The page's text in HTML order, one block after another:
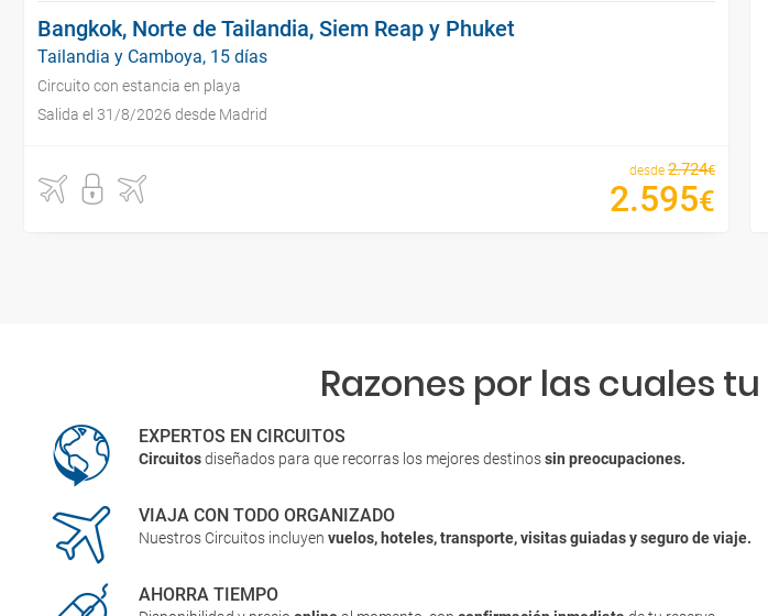
Bangkok, Norte de Tailandia, Siem Reap y Phuket
Tailandia y Camboya, 15 días
Circuito con estancia en playa
Salida el 31/8/2026 desde Madrid
desde 2.724€
2.595€
Razones por las cuales tu
EXPERTOS EN CIRCUITOS
Circuitosdiseñados para que recorras los mejores destinossin preocupaciones.
VIAJA CON TODO ORGANIZADO
Nuestros Circuitos incluyenvuelos, hoteles, transporte, visitas guiadas y seguro de viaje.
AHORRA TIEMPO